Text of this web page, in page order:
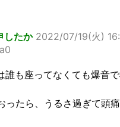
したか 2022/07/19(火)
誰も座ってなくても爆音
ったら、うるさ過ぎて頭